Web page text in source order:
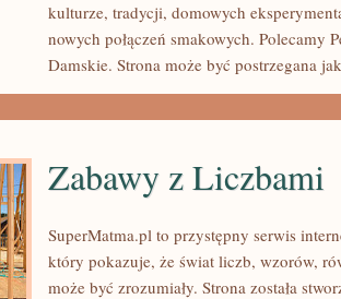
kulturze, tradycji, domowych
nowych połączeń smakowych. Polecamy
Damskie. Strona może być postrzegana
Zabawy z Liczbami
SuperMatma.pl to przystępny serwis
który pokazuje, że świat liczb, wzorów,
może być zrozumiały. Strona została